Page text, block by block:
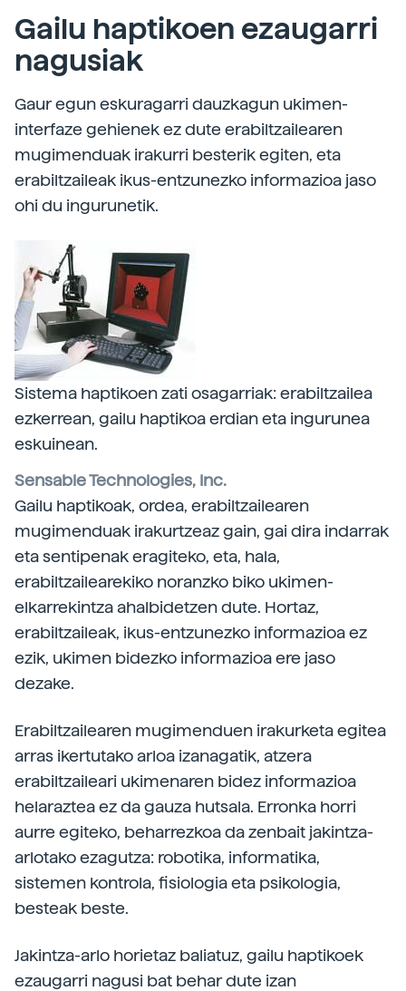
Gailu haptikoen ezaugarri
nagusiak
Gaur egun eskuragarri dauzkagun ukimen-
interfaze gehienek ez dute erabiltzailearen
mugimenduak irakurri besterik egiten, eta
erabiltzaileak ikus-entzunezko informazioa jaso
ohi du ingurunetik.
Sistema haptikoen zati osagarriak: erabiltzailea
ezkerrean, gailu haptikoa erdian eta ingurunea
eskuinean.
Sensable Technologies, Inc.
Gailu haptikoak, ordea, erabiltzailearen
mugimenduak irakurtzeaz gain, gai dira indarrak
eta sentipenak eragiteko, eta, hala,
erabiltzailearekiko noranzko biko ukimen-
elkarrekintza ahalbidetzen dute. Hortaz,
erabiltzaileak, ikus-entzunezko informazioa ez
ezik, ukimen bidezko informazioa ere jaso
dezake.
Erabiltzailearen mugimenduen irakurketa egitea
arras ikertutako arloa izanagatik, atzera
erabiltzaileari ukimenaren bidez informazioa
helaraztea ez da gauza hutsala. Erronka horri
aurre egiteko, beharrezkoa da zenbait jakintza-
arlotako ezagutza: robotika, informatika,
sistemen kontrola, fisiologia eta psikologia,
besteak beste.
Jakintza-arlo horietaz baliatuz, gailu haptikoek
ezaugarri nagusi bat behar dute izan